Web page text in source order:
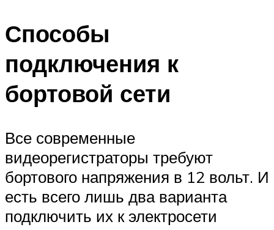
Способы
подключения к
бортовой сети
Все современные
видеорегистраторы требуют
бортового напряжения в 12 вольт. И
есть всего лишь два варианта
подключить их к электросети